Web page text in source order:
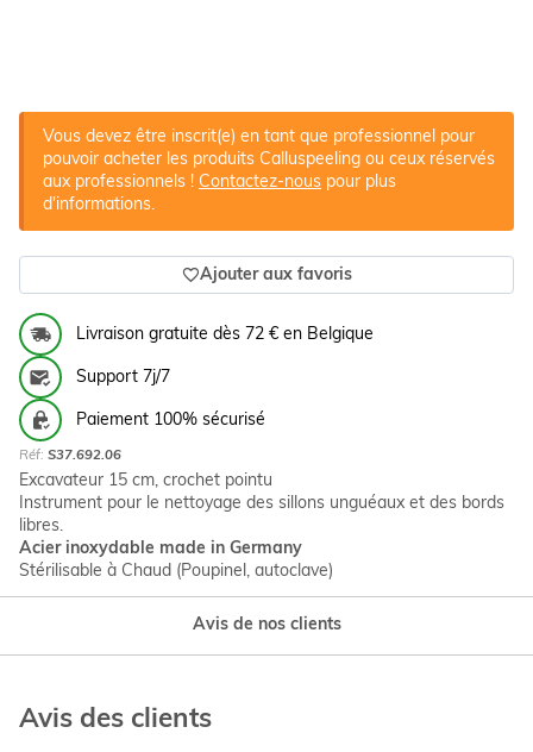
Vous devez être inscrit(e) en tant que professionnel pour
pouvoir acheter les produits Calluspeeling ou ceux réservés
aux professionnels ! Contactez-nous pour plus
d'informations.
Ajouter aux favoris
Livraison gratuite dès 72 € en Belgique
Support 7j/7
Paiement 100% sécurisé
Réf: S37.692.06
Excavateur 15 cm, crochet pointu
Instrument pour le nettoyage des sillons unguéaux et des bords
libres.
Acier inoxydable made in Germany
Stérilisable à Chaud (Poupinel, autoclave)
Avis de nos clients
Avis des clients